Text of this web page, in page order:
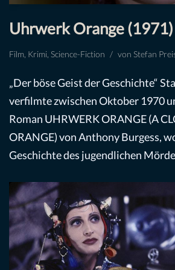
Uhrwerk Orange
Film Krimi Science-Fiction von Stefan
„Der böse Geist der Geschichte“
verfilmte zwischen Oktober 1970
Roman UHRWERK ORANGE (A
ORANGE) von Anthony Burgess,
Geschichte des jugendlichen